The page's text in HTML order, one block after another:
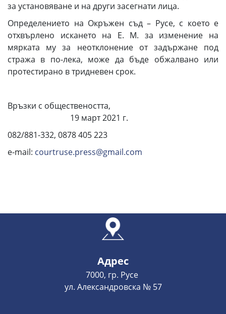
за установяване и на други засегнати лица.
Определението на Окръжен съд – Русе, с което е
отхвърлено искането на Е. М. за изменение на
мярката му за неотклонение от задържане под
стража в по-лека, може да бъде обжалвано или
протестирано в тридневен срок.
Връзки с обществеността,
19 март 2021 г.
082/881-332, 0878 405 223
e-mail: courtruse.press@gmail.com
Адрес
7000, гр. Русе
ул. Александровска № 57